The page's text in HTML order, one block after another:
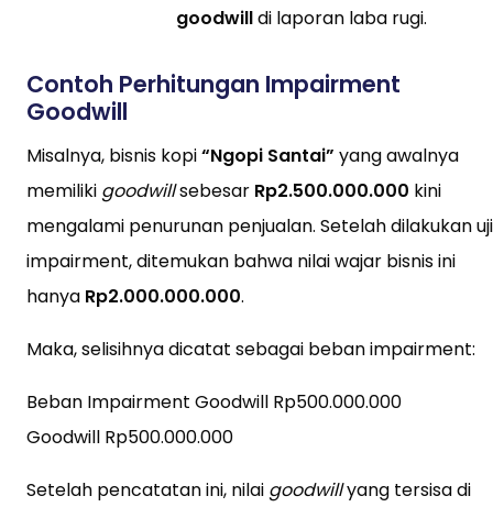
goodwilldi laporan laba rugi.
Contoh Perhitungan Impairment
Goodwill
Misalnya, bisnis kopi“Ngopi Santai” yang awalnya
memiliki goodwillsebesar Rp2.500.000.000 kini
mengalami penurunan penjualan. Setelah dilakukan uji
impairment, ditemukan bahwa nilai wajar bisnis ini
hanya Rp2.000.000.000.
Maka, selisihnya dicatat sebagai beban impairment:
Beban Impairment Goodwill Rp500.000.000
Goodwill Rp500.000.000
Setelah pencatatan ini, nilai goodwillyang tersisa di